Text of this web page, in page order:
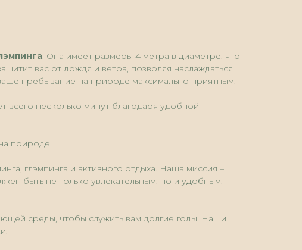
. Она имеет размеры 4 метра в диаметре, что
вас от дождя и ветра, позволяя наслаждаться
пребывание на природе максимально приятным.
всего несколько минут благодаря удобной
природе.
глэмпинга и активного отдыха. Наша миссия –
быть не только увлекательным, но и удобным,
среды, чтобы служить вам долгие годы. Наши